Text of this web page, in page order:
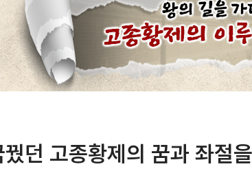
던 고종황제의 꿈과 좌절